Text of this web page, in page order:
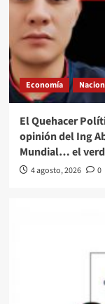
Economía
El Quehacer
opinión del Ing
Mundial… el
4 agosto, 2026 0